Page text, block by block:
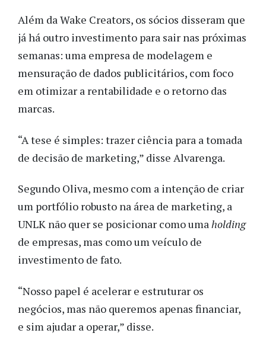
Além da Wake Creators, os sócios disseram que
já há outro investimento para sair nas próximas
semanas: uma empresa de modelagem e
mensuração de dados publicitários, com foco
em otimizar a rentabilidade e o retorno das
marcas.
“A tese é simples: trazer ciência para a tomada
de decisão de marketing,” disse Alvarenga.
Segundo Oliva, mesmo com a intenção de criar
um portfólio robusto na área de marketing, a
UNLK não quer se posicionar como umaholding
de empresas, mas como um veículo de
investimento de fato.
“Nosso papel é acelerar e estruturar os
negócios, mas não queremos apenas financiar,
e sim ajudar a operar,” disse.